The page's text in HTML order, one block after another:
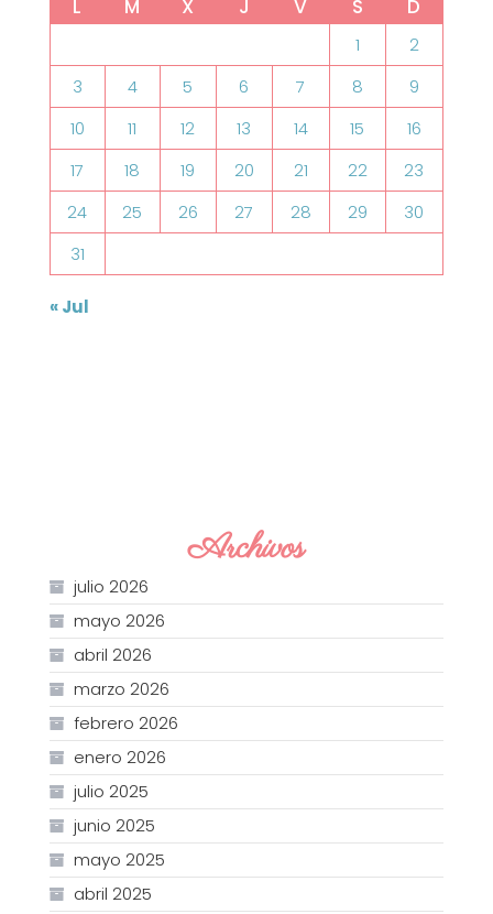
L M X J V S D
1
2
3
4 5 6 7 8
9
10
11 12 13 14 15
16
17
18 19 20 21 22
23
24
25 26 27 28 29
30
31
« Jul
Archivos
julio 2026
mayo 2026
abril 2026
marzo 2026
febrero 2026
enero 2026
julio 2025
junio 2025
mayo 2025
abril 2025